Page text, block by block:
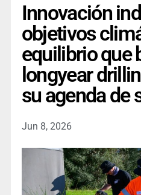
Innovación
objetivos
equilibrio que
longyear
su agenda de
Jun 8, 2026